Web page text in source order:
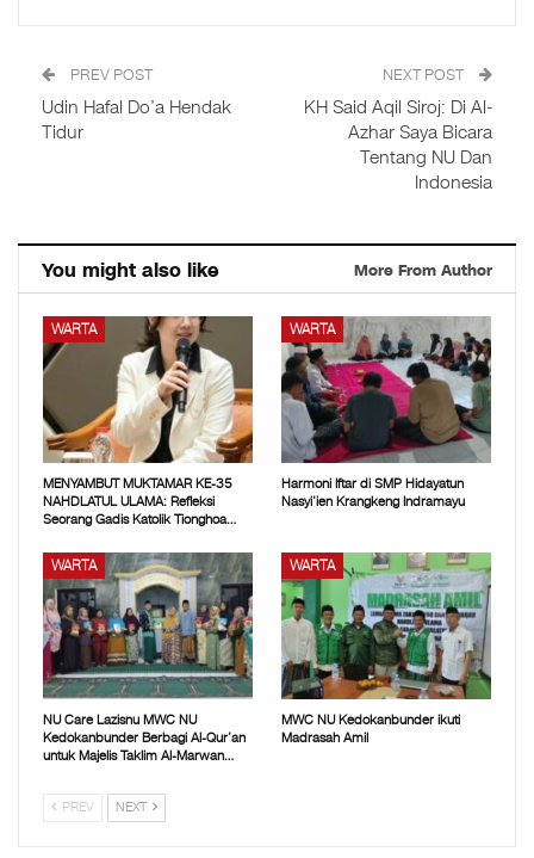
PREV POST
Udin Hafal Do’a Hendak
Tidur
NEXT POST
KH Said Aqil Siroj: Di Al-
Azhar Saya Bicara
Tentang NU Dan
Indonesia
You might also like More From Author
WARTA
MENYAMBUT MUKTAMAR KE-35
NAHDLATUL ULAMA: Refleksi
Seorang Gadis Katolik Tionghoa…
WARTA
Harmoni Iftar di SMP Hidayatun
Nasyi’ien Krangkeng Indramayu
WARTA
NU Care Lazisnu MWC NU
Kedokanbunder Berbagi Al-Qur’an
untuk Majelis Taklim Al-Marwan…
WARTA
MWC NU Kedokanbunder ikuti
Madrasah Amil
PREV NEXT